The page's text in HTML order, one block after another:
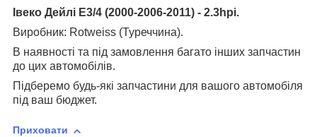
Івеко Дейлі Е3/4 (2000-2006-2011) - 2.3hpi.
Виробник: Rotweiss (Туреччина).
В наявності та під замовлення багато інших запчастин
до цих автомобілів.
Підберемо будь-які запчастини для вашого автомобіля
під ваш бюджет.
Приховати